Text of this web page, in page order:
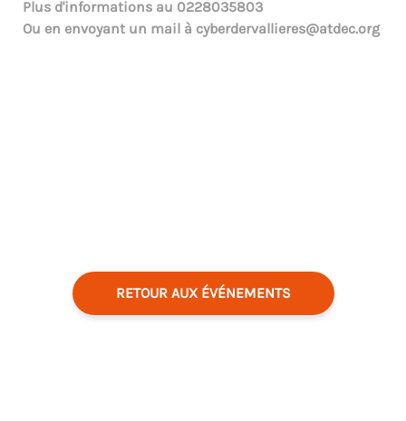
Plus d'informations au 0228035803
Ou en envoyant un mail à cyberdervallieres@atdec.org
RETOUR AUX ÉVÉNEMENTS